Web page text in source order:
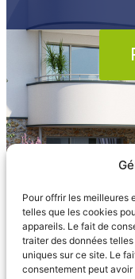
Pour offrir les meilleures
telles que les cookies
appareils. Le fait de
traiter des données
uniques sur ce site. Le
consentement peut